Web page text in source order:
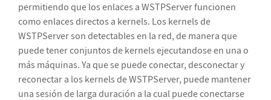
permitiendo que los enlaces a WSTPServer funcionen
como enlaces directos a kernels. Los kernels de
WSTPServer son detectables en la red, de manera que
puede tener conjuntos de kernels ejecutandose en una o
más máquinas. Ya que se puede conectar, desconectar y
reconectar a los kernels de WSTPServer, puede mantener
una sesión de larga duración a la cual puede conectarse